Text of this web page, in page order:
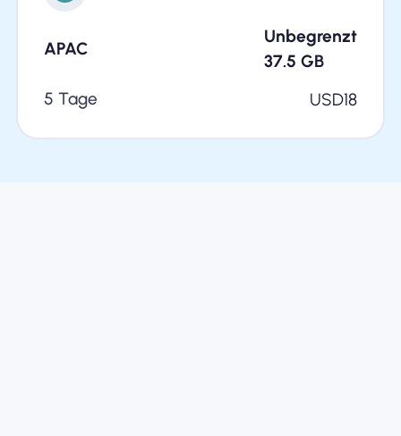
APAC
Unbegrenzt
37.5 GB
5 Tage
USD18